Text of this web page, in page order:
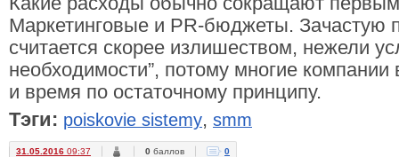
Маркетинговые и PR-бюджеты. Зачастую
считается скорее излишеством, нежели
необходимости”, потому многие
и время по остаточному принципу.
Тэги: poiskovie sistemy, smm
31.05.2016 09:37 0 баллов 0